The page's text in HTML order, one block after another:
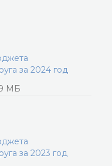
за 2024 год
МБ
за 2023 год